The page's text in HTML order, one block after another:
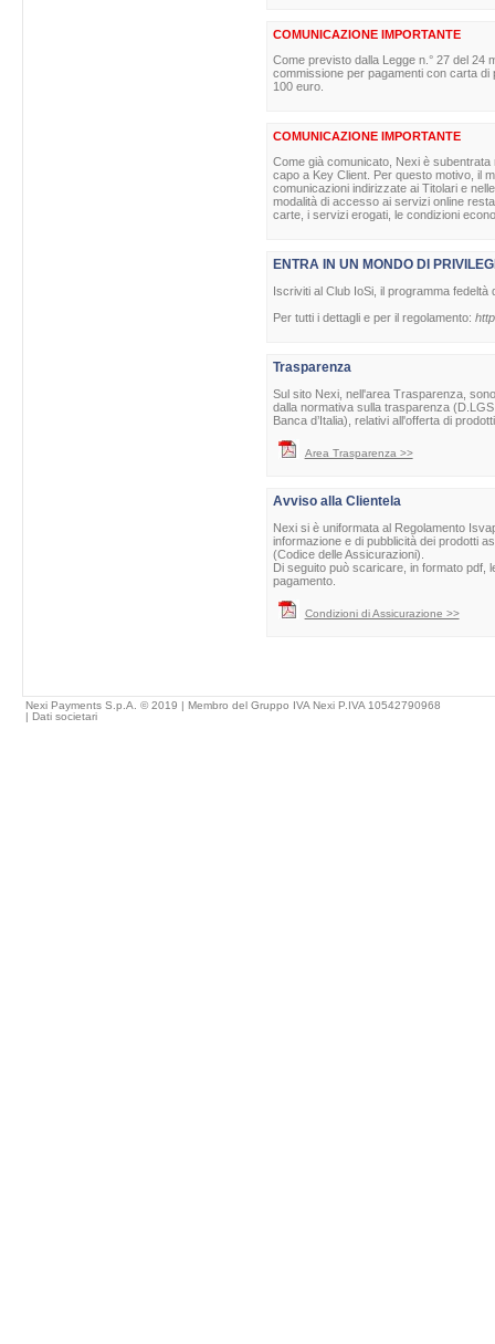
COMUNICAZIONE IMPORTANTE
Come previsto dalla Legge n.° 27 del 24
commissione per pagamenti con carta
100 euro.
COMUNICAZIONE IMPORTANTE
Come già comunicato, Nexi è
capo a Key Client. Per questo motivo, il
comunicazioni indirizzate ai Titolari e
modalità di accesso ai servizi online
carte, i servizi erogati, le condizioni
ENTRA IN UN MONDO DI
Iscriviti al Club IoSi, il programma
Per tutti i dettagli e per il regolamento:
Trasparenza
Sul sito Nexi, nell'area Trasparenza,
dalla normativa sulla trasparenza
Banca d’Italia), relativi all'offerta di
Area Trasparenza >>
Avviso alla Clientela
Nexi si è uniformata al Regolamento
informazione e di pubblicità dei prodotti
(Codice delle Assicurazioni).
Di seguito può scaricare, in formato pdf,
pagamento.
Condizioni di Assicurazione >>
Nexi Payments S.p.A. © 2019 | Membro del Gruppo IVA Nexi P.IVA 10542790968
| Dati societari